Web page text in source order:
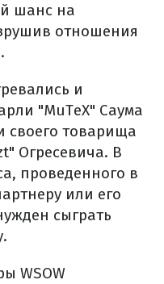
шанс на
отношения
и
"MuTeX" Саума
своего товарища
Огресевича. В
проведенного в
или его
сыграть
WSOW